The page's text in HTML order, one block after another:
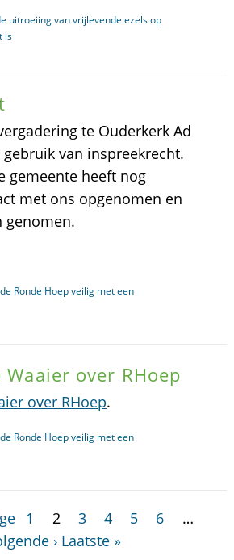
uitroeiing van vrijlevende ezels op
is
te Ouderkerk Ad
van inspreekrecht.
gemeente heeft nog
met ons opgenomen en
genomen.
Ronde Hoep veilig met een
over RHoep
over RHoep.
Ronde Hoep veilig met een
1 2 3 4 5 6
…
› Laatste »